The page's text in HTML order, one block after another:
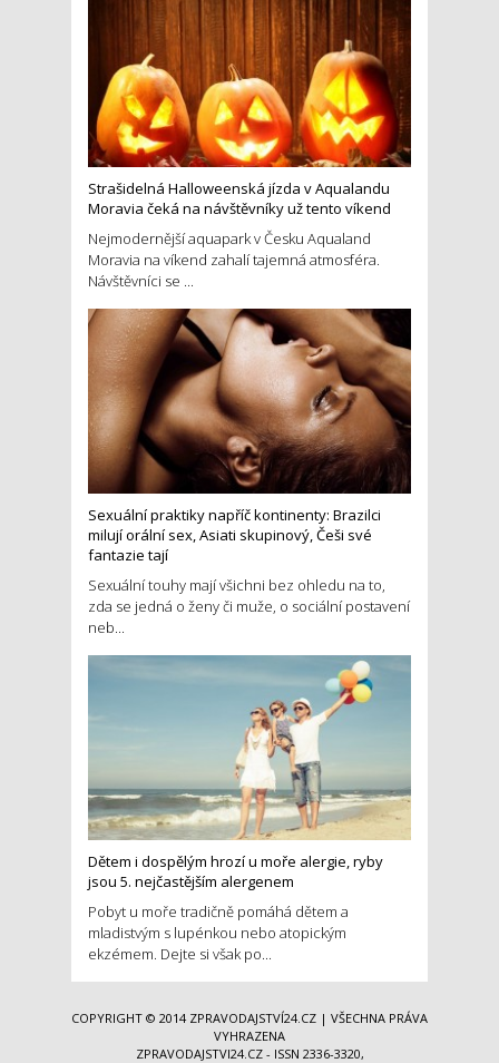
Strašidelná Halloweenská jízda v Aqualandu
Moravia čeká na návštěvníky už tento víkend
Nejmodernější aquapark v Česku Aqualand
Moravia na víkend zahalí tajemná atmosféra.
Návštěvníci se ...
Sexuální praktiky napříč kontinenty: Brazilci
milují orální sex, Asiati skupinový, Češi své
fantazie tají
Sexuální touhy mají všichni bez ohledu na to,
zda se jedná o ženy či muže, o sociální postavení
neb...
Dětem i dospělým hrozí u moře alergie, ryby
jsou 5. nejčastějším alergenem
Pobyt u moře tradičně pomáhá dětem a
mladistvým s lupénkou nebo atopickým
ekzémem. Dejte si však po...
COPYRIGHT © 2014 ZPRAVODAJSTVÍ24.CZ | VŠECHNA PRÁVA
VYHRAZENA
ZPRAVODAJSTVI24.CZ - ISSN 2336-3320,